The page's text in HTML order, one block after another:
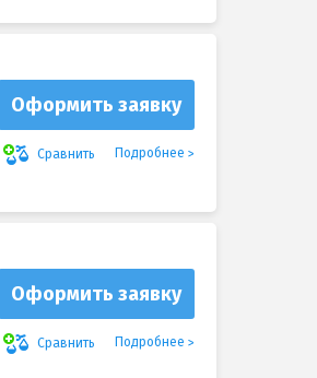
Оформить заявку
Сравнить Подробнее
Оформить заявку
Сравнить Подробнее